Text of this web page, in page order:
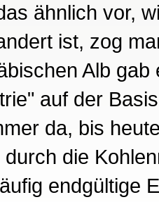
ähnlich vor,
ist, zog
Alb
auf der
da, bis
die
endgültige